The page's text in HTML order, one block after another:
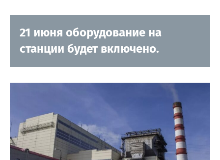
21 июня оборудование на
станции будет включено.